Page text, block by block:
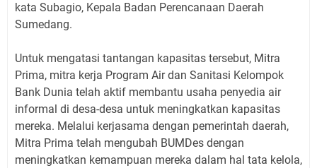
kata Subagio, Kepala Badan Perencanaan Daerah
Sumedang.
Untuk mengatasi tantangan kapasitas tersebut, Mitra
Prima, mitra kerja Program Air dan Sanitasi Kelompok
Bank Dunia telah aktif membantu usaha penyedia air
informal di desa-desa untuk meningkatkan kapasitas
mereka. Melalui kerjasama dengan pemerintah daerah,
Mitra Prima telah mengubah BUMDes dengan
meningkatkan kemampuan mereka dalam hal tata kelola,